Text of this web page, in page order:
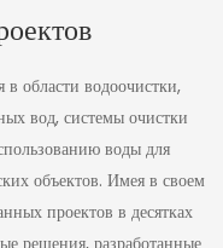
◎ Упрощённая
Высокая точность
измерений
управление
временем
области водоочистки,
вод, системы очистки
воды для
объектов. Имея в своем
проектов в десятках